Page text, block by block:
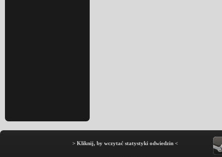
> Kliknij, by wczytać statystyki odwiedzin <